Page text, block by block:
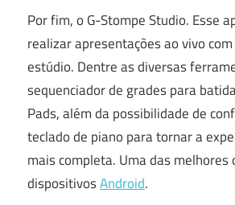
Por fim, o G-Stompe Studio. Esse
realizar apresentações ao vivo
estúdio. Dentre as diversas
sequenciador de grades para
Pads, além da possibilidade de
teclado de piano para tornar a
mais completa. Uma das melhores
dispositivosAndroid.